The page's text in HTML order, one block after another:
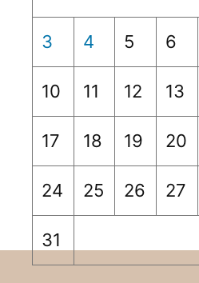
3 4 5 6
10 11 12 13
17 18 19 20
24 25 26 27
31